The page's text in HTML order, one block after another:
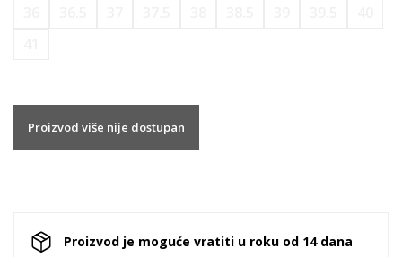
Proizvod više nije dostupan
Proizvod je moguće vratiti u roku od 14 dana